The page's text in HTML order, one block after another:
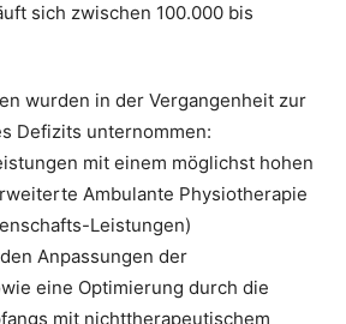
sich zwischen 100.000 bis
wurden in der Vergangenheit zur
Defizits unternommen:
mit einem möglichst hohen
Ambulante Physiotherapie
Leistungen)
Anpassungen der
eine Optimierung durch die
mit nichttherapeutischem